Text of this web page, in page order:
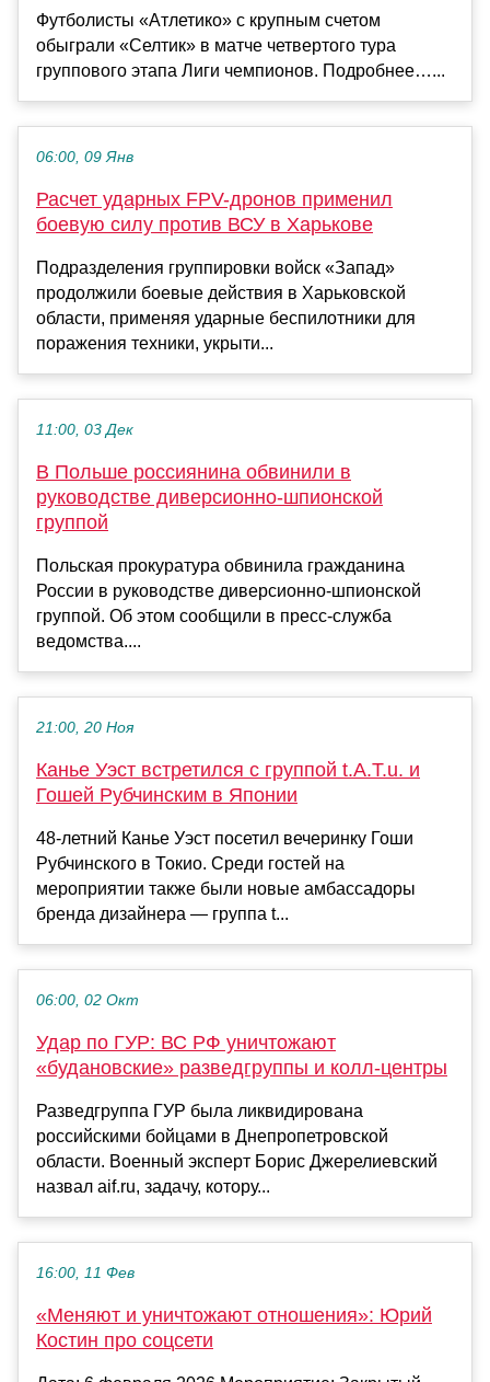
Футболисты «Атлетико» с крупным счетом
обыграли «Селтик» в матче четвертого тура
группового этапа Лиги чемпионов. Подробнее…...
06:00, 09 Янв
Расчет ударных FPV-дронов применил
боевую силу против ВСУ в Харькове
Подразделения группировки войск «Запад»
продолжили боевые действия в Харьковской
области, применяя ударные беспилотники для
поражения техники, укрыти...
11:00, 03 Дек
В Польше россиянина обвинили в
руководстве диверсионно-шпионской
группой
Польская прокуратура обвинила гражданина
России в руководстве диверсионно-шпионской
группой. Об этом сообщили в пресс-служба
ведомства....
21:00, 20 Ноя
Канье Уэст встретился с группой t.A.T.u. и
Гошей Рубчинским в Японии
48-летний Канье Уэст посетил вечеринку Гоши
Рубчинского в Токио. Среди гостей на
мероприятии также были новые амбассадоры
бренда дизайнера — группа t...
06:00, 02 Окт
Удар по ГУР: ВС РФ уничтожают
«будановские» разведгруппы и колл-центры
Разведгруппа ГУР была ликвидирована
российскими бойцами в Днепропетровской
области. Военный эксперт Борис Джерелиевский
назвал aif.ru, задачу, котору...
16:00, 11 Фев
«Меняют и уничтожают отношения»: Юрий
Костин про соцсети